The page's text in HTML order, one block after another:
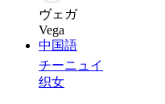
ヴェガ
Vega
中国語
チーニュイ
织女